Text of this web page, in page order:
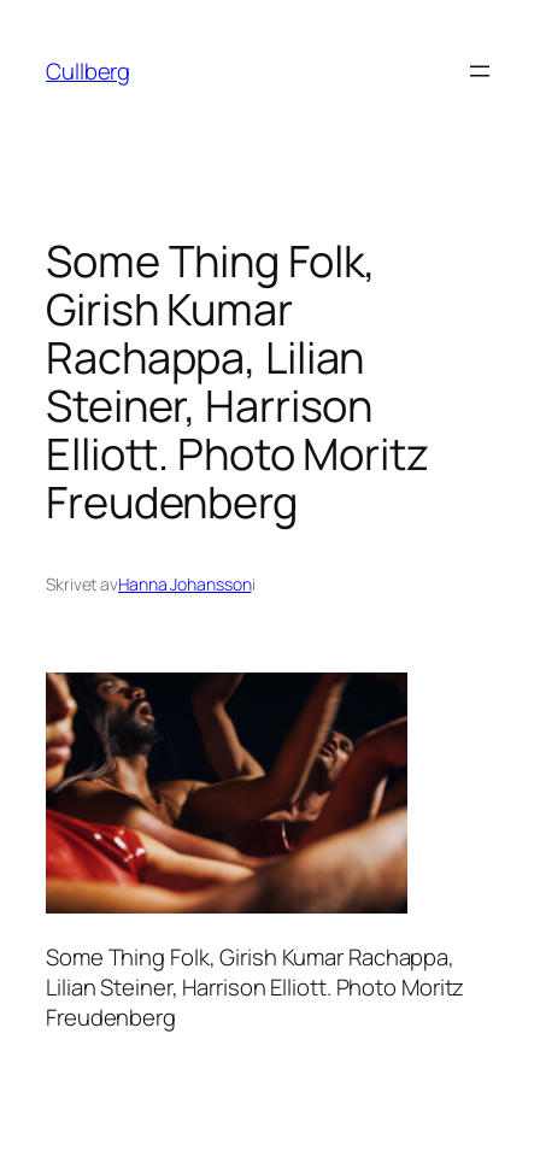
innehåll
Cullberg
Some Thing Folk,
Girish Kumar
Rachappa, Lilian
Steiner, Harrison
Elliott. Photo Moritz
Freudenberg
Skrivet avHanna Johanssoni
Some Thing Folk, Girish Kumar Rachappa,
Lilian Steiner, Harrison Elliott. Photo Moritz
Freudenberg